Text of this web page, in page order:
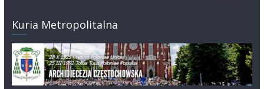
Kuria Metropolitalna